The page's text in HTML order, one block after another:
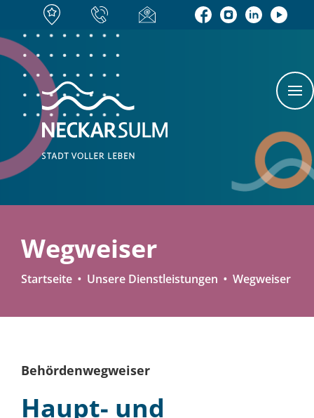
Wegweiser
Startseite Unsere Dienstleistungen Wegweiser
Behördenwegweiser
Haupt- und